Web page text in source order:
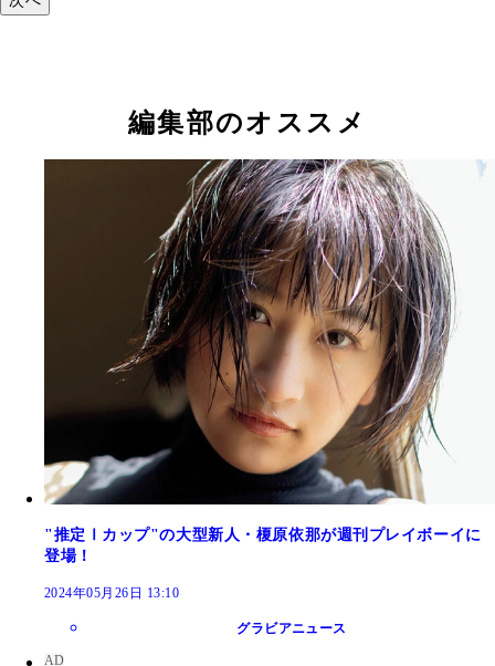
編集部のオススメ
"推定Ⅰカップ"の大型新人・榎原依那が週刊プレイボーイに
登場！
2024年05月26日 13:10
グラビアニュース